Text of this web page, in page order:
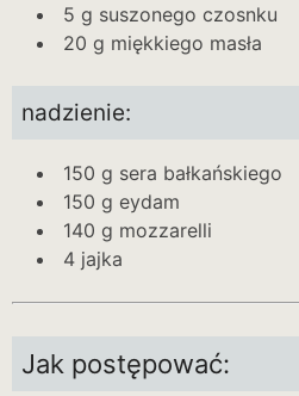
5 g suszonego czosnku
20 g miękkiego masła
nadzienie:
150 g sera bałkańskiego
150 g eydam
140 g mozzarelli
4 jajka
Jak postępować: